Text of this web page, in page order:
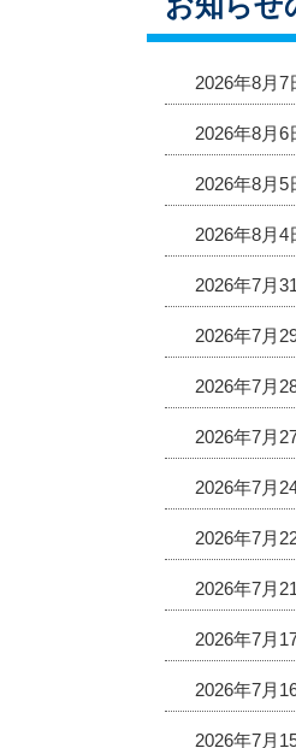
2026年8月
2026年8月6
2026年8月
2026年8月
2026年7月
2026年7月
2026年7月
2026年7月
2026年7月
2026年7月
2026年7月
2026年7月
2026年7月
2026年7月